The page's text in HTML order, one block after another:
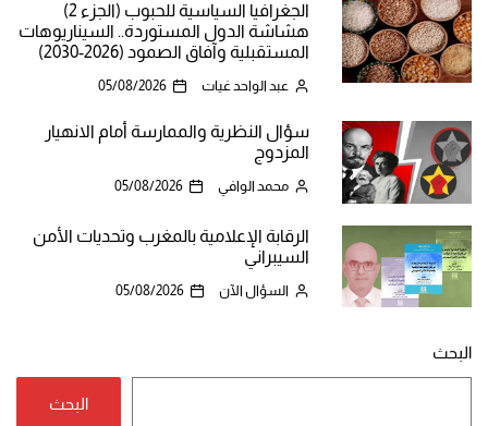
الجغرافيا السياسية للحبوب (الجزء 2)
هشاشة الدول المستوردة.. السيناريوهات
المستقبلية وآفاق الصمود (2026-2030)
عبد الواحد غيات 05/08/2026
سؤال النظرية والممارسة أمام الانهيار
المزدوج
محمد الوافي 05/08/2026
الرقابة الإعلامية بالمغرب وتحديات الأمن
السيبراني
السؤال الآن 05/08/2026
البحث
البحث